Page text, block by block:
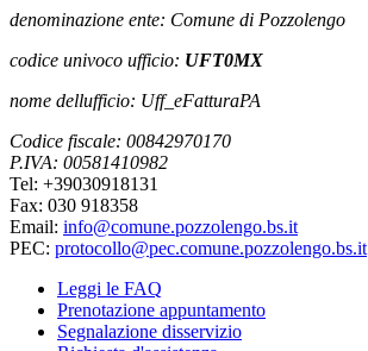
denominazione ente: Comune di Pozzolengo
codice univoco ufficio: UFT0MX
nome dellufficio: Uff_eFatturaPA
Codice fiscale: 00842970170
P.IVA: 00581410982
Tel: +39030918131
Fax: 030 918358
Email: info@comune.pozzolengo.bs.it
PEC: protocollo@pec.comune.pozzolengo.bs.it
Leggi le FAQ
Prenotazione appuntamento
Segnalazione disservizio